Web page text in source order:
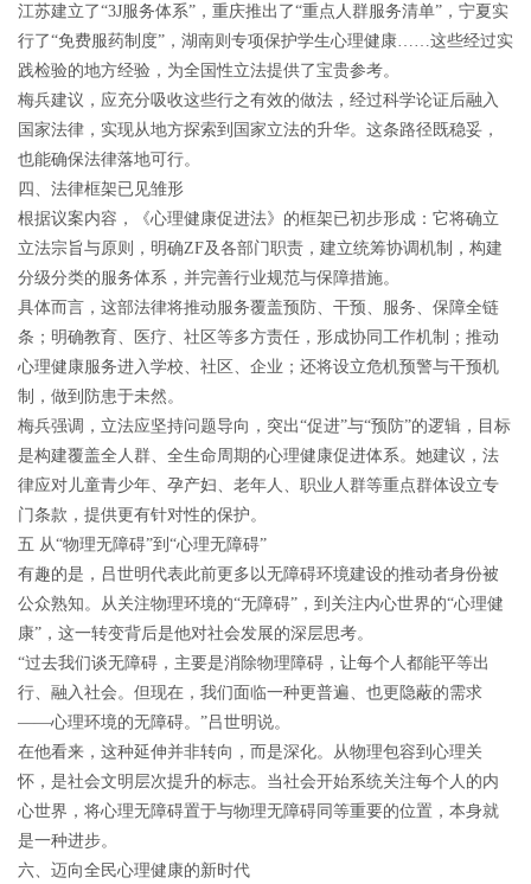
江苏建立了“3J服务体系”，重庆推出了“重点人群服务清单”，宁夏实
行了“免费服药制度”，湖南则专项保护学生心理健康……这些经过实
践检验的地方经验，为全国性立法提供了宝贵参考。
梅兵建议，应充分吸收这些行之有效的做法，经过科学论证后融入
国家法律，实现从地方探索到国家立法的升华。这条路径既稳妥，
也能确保法律落地可行。
四、法律框架已见雏形
根据议案内容，《心理健康促进法》的框架已初步形成：它将确立
立法宗旨与原则，明确ZF及各部门职责，建立统筹协调机制，构建
分级分类的服务体系，并完善行业规范与保障措施。
具体而言，这部法律将推动服务覆盖预防、干预、服务、保障全链
条；明确教育、医疗、社区等多方责任，形成协同工作机制；推动
心理健康服务进入学校、社区、企业；还将设立危机预警与干预机
制，做到防患于未然。
梅兵强调，立法应坚持问题导向，突出“促进”与“预防”的逻辑，目标
是构建覆盖全人群、全生命周期的心理健康促进体系。她建议，法
律应对儿童青少年、孕产妇、老年人、职业人群等重点群体设立专
门条款，提供更有针对性的保护。
五 从“物理无障碍”到“心理无障碍”
有趣的是，吕世明代表此前更多以无障碍环境建设的推动者身份被
公众熟知。从关注物理环境的“无障碍”，到关注内心世界的“心理健
康”，这一转变背后是他对社会发展的深层思考。
“过去我们谈无障碍，主要是消除物理障碍，让每个人都能平等出
行、融入社会。但现在，我们面临一种更普遍、也更隐蔽的需求
——心理环境的无障碍。”吕世明说。
在他看来，这种延伸并非转向，而是深化。从物理包容到心理关
怀，是社会文明层次提升的标志。当社会开始系统关注每个人的内
心世界，将心理无障碍置于与物理无障碍同等重要的位置，本身就
是一种进步。
六、迈向全民心理健康的新时代